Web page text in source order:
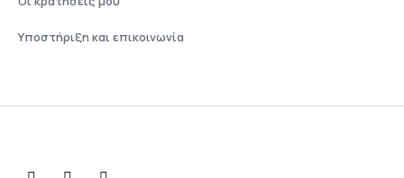
Υποστήριξη και επικοινωνία